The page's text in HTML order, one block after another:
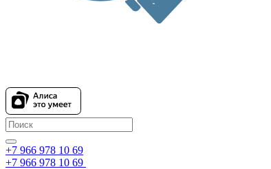
+7 966 978 10 69
+7 966 978 10 69